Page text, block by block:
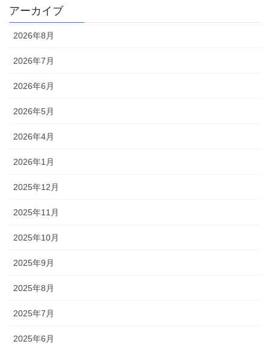
アーカイブ
2026年8月
2026年7月
2026年6月
2026年5月
2026年4月
2026年1月
2025年12月
2025年11月
2025年10月
2025年9月
2025年8月
2025年7月
2025年6月